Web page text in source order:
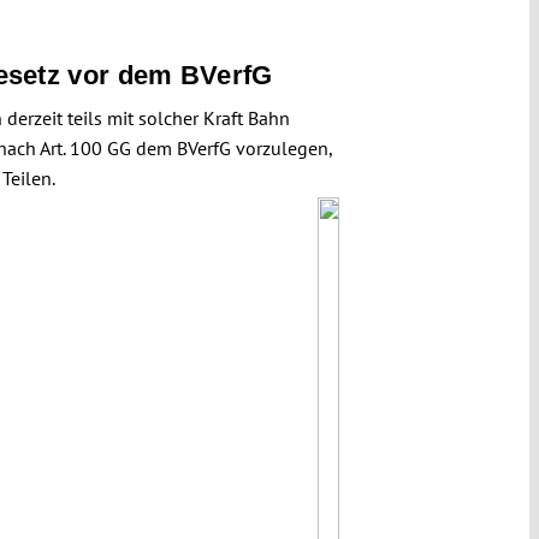
vor dem BVerfG
teils mit solcher Kraft Bahn
Art. 100 GG dem BVerfG vorzulegen,